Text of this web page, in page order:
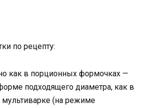
по рецепту:
как в порционных формочках —
подходящего диаметра, как в
мультиварке (на режиме